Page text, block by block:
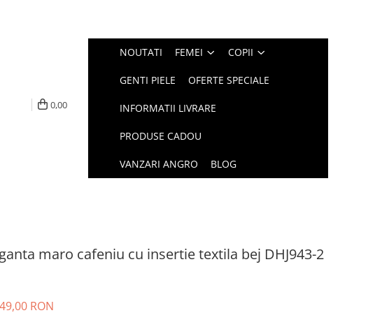
0,00
NOUTATI FEMEI COPII
GENTI PIELE OFERTE SPECIALE
INFORMATII LIVRARE
PRODUSE CADOU
VANZARI ANGRO BLOG
maro cafeniu cu insertie textila bej DHJ943-2
RON